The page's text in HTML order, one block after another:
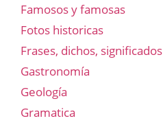
Famosos y famosas
Fotos historicas
Frases, dichos, significados
Gastronomía
Geología
Gramatica